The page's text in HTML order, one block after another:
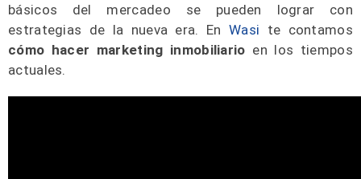
básicos del mercadeo se pueden lograr con
estrategias de la nueva era. En Wasi te contamos
cómo hacer marketing inmobiliario en los tiempos
actuales.